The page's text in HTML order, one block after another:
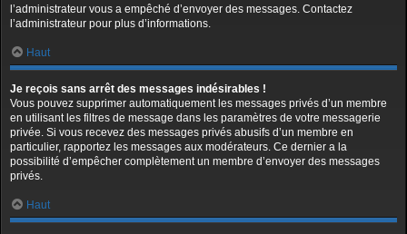
l’administrateur vous a empêché d’envoyer des messages. Contactez
l’administrateur pour plus d’informations.
Haut
Je reçois sans arrêt des messages indésirables !
Vous pouvez supprimer automatiquement les messages privés d’un membre
en utilisant les filtres de message dans les paramètres de votre messagerie
privée. Si vous recevez des messages privés abusifs d’un membre en
particulier, rapportez les messages aux modérateurs. Ce dernier a la
possibilité d’empêcher complètement un membre d’envoyer des messages
privés.
Haut